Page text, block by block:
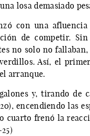
losa demasiado
con una
de competir.
no solo no
Así, el
arranque.
y, tirando de
encendiendo las
cuarto frenó la